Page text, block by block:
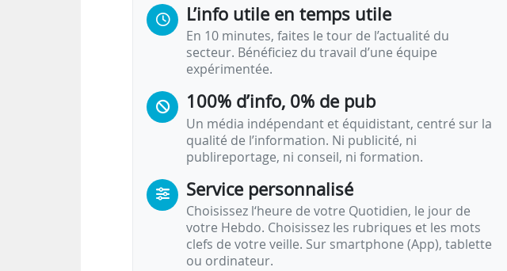
L’info utile en temps utile
En 10 minutes, faites le tour de l’actualité du
secteur. Bénéficiez du travail d’une équipe
expérimentée.
100% d’info, 0% de pub
Un média indépendant et équidistant, centré sur la
qualité de l’information. Ni publicité, ni
publireportage, ni conseil, ni formation.
Service personnalisé
Choisissez l‘heure de votre Quotidien, le jour de
votre Hebdo. Choisissez les rubriques et les mots
clefs de votre veille. Sur smartphone (App), tablette
ou ordinateur.